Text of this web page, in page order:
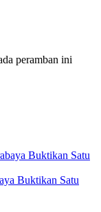
peramban ini
Buktikan Satu